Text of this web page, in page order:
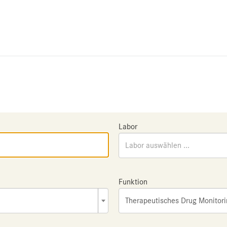
Labor
Labor auswählen ...
Funktion
Therapeutisches Drug